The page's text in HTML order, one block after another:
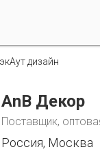
дизайн
AnB Декор
Поставщик,
Россия, Москва